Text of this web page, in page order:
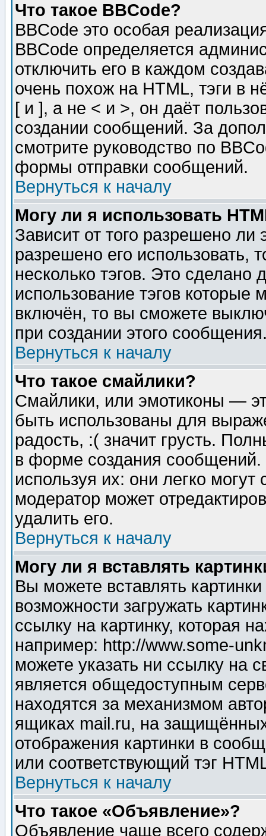
Что такое BBCode?
BBCode это особая
BBCode определяется
отключить его в каждом
очень похож на HTML, тэги в
[ и ], а не < и >, он даёт
создании сообщений. За
смотрите руководство по
формы отправки сообщений.
Вернуться к началу
Могу ли я использовать
Зависит от того разрешено
разрешено его использовать,
несколько тэгов. Это сделано
использование тэгов
включён, то вы сможете
при создании этого
Вернуться к началу
Что такое смайлики?
Смайлики, или эмотиконы —
быть использованы для
радость, :( значит грусть.
в форме создания сообщений.
используя их: они легко
модератор может
удалить его.
Вернуться к началу
Могу ли я вставлять
Вы можете вставлять
возможности загружать
ссылку на картинку, которая
например: http://www.some-
можете указать ни ссылку на
является общедоступным
находятся за механизмом
ящиках mail.ru, на
отображения картинки в
или соответствующий тэг
Вернуться к началу
Что такое «Объявление»?
Объявление чаще всего